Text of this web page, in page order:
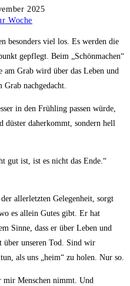
2025
Woche
besonders viel los. Es werden die
gepflegt. Beim „Schönmachen“
am Grab wird über das Leben und
Grab nachgedacht.
in den Frühling passen würde,
düster daherkommt, sondern hell
gut ist, ist es nicht das Ende.“
allerletzten Gelegenheit, sorgt
es allein Gutes gibt. Er hat
Sinne, dass er über Leben und
über unseren Tod. Sind wir
als uns „heim“ zu holen. Nur so.
mir Menschen nimmt. Und